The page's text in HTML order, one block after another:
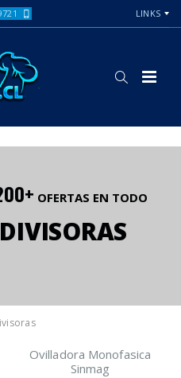
LINKS
OFERTAS EN TODO
Ovilladora Monofasica
Sinmag